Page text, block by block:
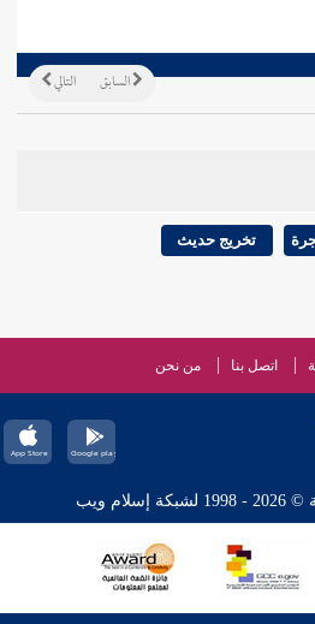
التالي السابق
تخريج حديث
اتصل بنا من نحن
ويب